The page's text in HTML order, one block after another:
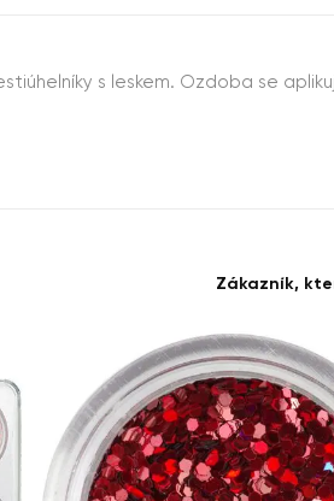
s leskem. Ozdoba se
Zákazník,